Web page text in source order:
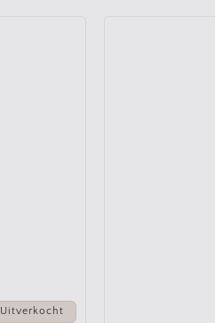
Uitverkocht